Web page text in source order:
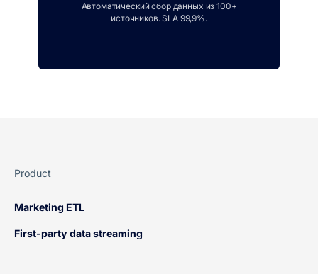
Автоматический сбор данных из 100+
источников. SLA 99,9%.
Product
Marketing ETL
First-party data streaming